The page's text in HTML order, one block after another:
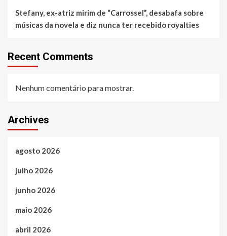
Stefany, ex-atriz mirim de “Carrossel”, desabafa sobre
músicas da novela e diz nunca ter recebido royalties
Recent Comments
Nenhum comentário para mostrar.
Archives
agosto 2026
julho 2026
junho 2026
maio 2026
abril 2026